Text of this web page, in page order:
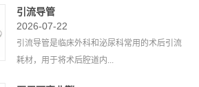
引流导管
2026-07-22
引流导管是临床外科和泌尿科常用的术后引流
耗材，用于将术后腔道内...